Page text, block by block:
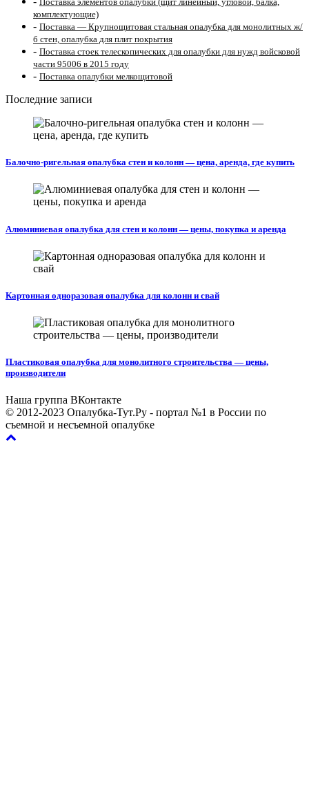
комплектующие)
- Поставка — Крупнощитовая стальная опалубка для монолитных ж/
б стен, опалубка для плит покрытия
- Поставка стоек телескопических для опалубки для нужд войсковой
части 95006 в 2015 году
- Поставка опалубки мелкощитовой
Последние записи
Балочно-ригельная опалубка стен и колонн — цена, аренда, где купить
Алюминиевая опалубка для стен и колонн — цены, покупка и аренда
Картонная одноразовая опалубка для колонн и свай
Пластиковая опалубка для монолитного строительства — цены,
производители
Наша группа ВКонтакте
© 2012-2023 Опалубка-Тут.Ру - портал №1 в России по
съемной и несъемной опалубке